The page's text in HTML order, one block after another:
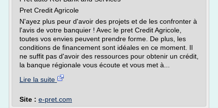
Pret Credit Agricole
N'ayez plus peur d'avoir des projets et de les confronter à
l'avis de votre banquier ! Avec le pret Credit Agricole,
toutes vos envies peuvent prendre forme. De plus, les
conditions de financement sont idéales en ce moment. Il
ne suffit pas d'avoir des ressources pour obtenir un crédit,
la banque régionale vous écoute et vous met à...
Lire la suite
Site : e-pret.com